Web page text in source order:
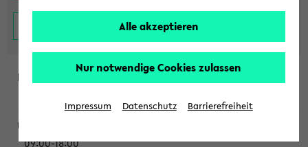
09:00-18:00
Alle akzeptieren
Nur notwendige Cookies zulassen
Impressum Datenschutz Barrierefreiheit